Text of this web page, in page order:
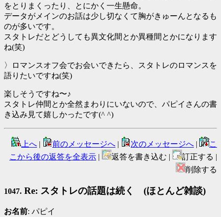
をとりまくったり、とにかく一生懸命。
データがメインのお話は少し切なくて胸がきゅーんとなるも
のが多いです。
スタトレだとどうしても異文化間とか異種間とかになります
ね(笑)
〉ロマンスオフ会でお会いできたら、スタトレのロマンスを
語りたいですね(笑)
楽しそうですね〜♪
スタトレ仲間とか全然まわりにいないので、パピイさんの書
き込み見て嬉しかったです(^ ^)
上へ | 前のメッセージへ | 次のメッセージへ |
こ
こから後の返答を全表示 | 返答を書き込む |
訂正する |
削除する
1047. Re: スタトレの話題は続く (ほとんど雑談)
お名前: パピイ